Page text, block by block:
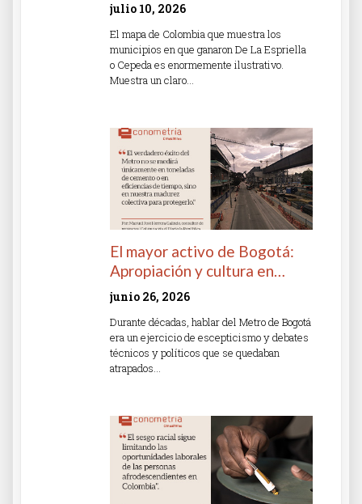
julio 10, 2026
El mapa de Colombia que muestra los
municipios en que ganaron De La Espriella
o Cepeda es enormemente ilustrativo.
Muestra un claro…
El mayor activo de Bogotá:
Apropiación y cultura en…
junio 26, 2026
Durante décadas, hablar del Metro de Bogotá
era un ejercicio de escepticismo y debates
técnicos y políticos que se quedaban
atrapados…